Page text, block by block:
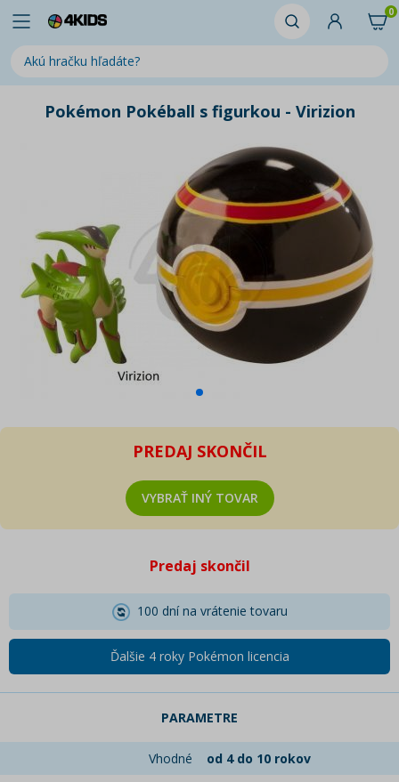
0
Pokémon Pokéball s figurkou - Virizion
PREDAJ SKONČIL
VYBRAŤ INÝ TOVAR
Predaj skončil
100 dní na vrátenie tovaru
Ďalšie 4 roky Pokémon licencia
PARAMETRE
Vhodné
od 4 do 10 rokov